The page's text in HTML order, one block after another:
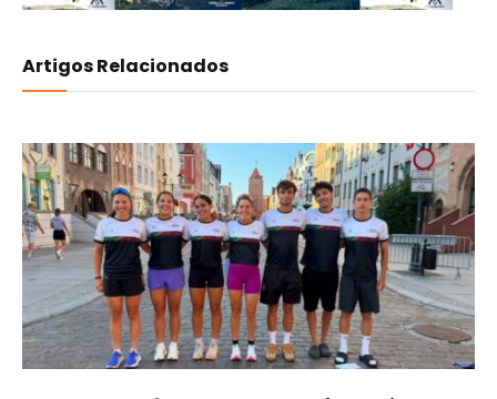
Artigos Relacionados